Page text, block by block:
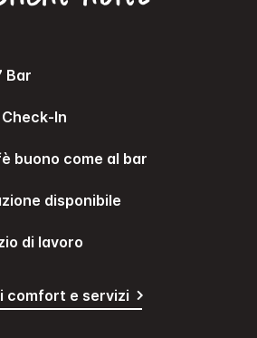
Bar
Check-In
buono come al bar
disponibile
di lavoro
comfort e servizi